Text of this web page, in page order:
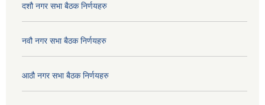
दशौ नगर सभा बैठक निर्णयहरु
नवौ नगर सभा बैठक निर्णयहरु
आठौ नगर सभा बैठक निर्णयहरु